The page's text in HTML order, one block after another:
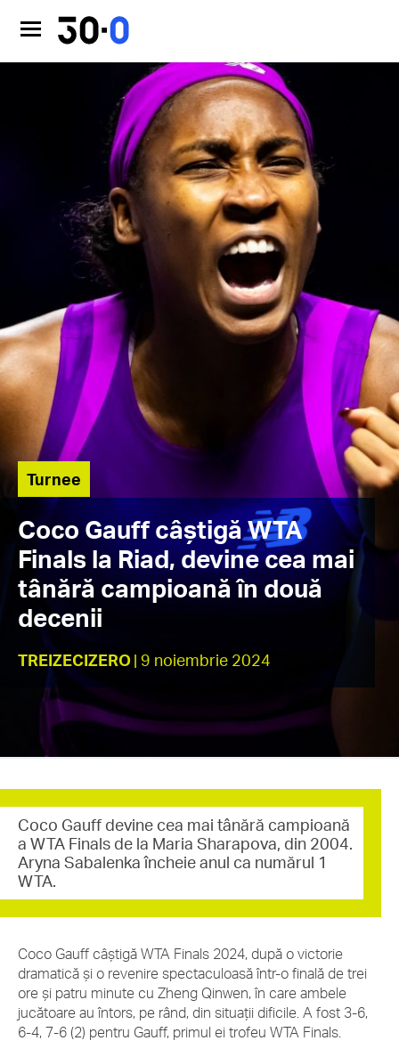
Turnee
Coco Gauff câștigă WTA
Finals la Riad, devine cea mai
tânără campioană în două
decenii
TREIZECIZERO| 9 noiembrie 2024
Coco Gauff devine cea mai tânără campioană
a WTA Finals de la Maria Sharapova, din 2004.
Aryna Sabalenka încheie anul ca numărul 1
WTA.
Coco Gauff câștigă WTA Finals 2024, după o victorie
dramatică și o revenire spectaculoasă într-o finală de trei
ore și patru minute cu Zheng Qinwen, în care ambele
jucătoare au întors, pe rând, din situații dificile. A fost 3-6,
6-4, 7-6 (2) pentru Gauff, primul ei trofeu WTA Finals.